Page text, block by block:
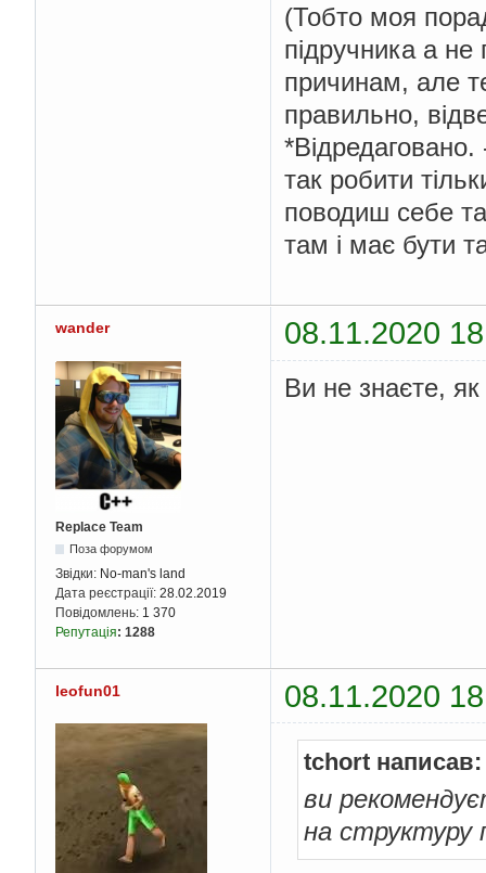
(Тобто моя
підручника а
причинам, але
правильно,
так робити
поводиш себе
там і має бути
wander 08.11.2020
Replace Team
Поза форумом
Звідки: No-man's land
Дата реєстрації: 28.02.2019
Повідомлень: 1 370
Репутація: 1288
Ви не знаєте,
leofun01 08.11.2020
tchort написав:
ви
на структуру